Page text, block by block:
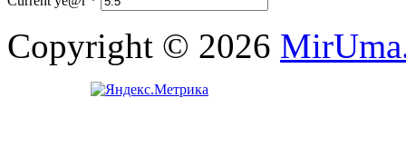
Copyright © 2026